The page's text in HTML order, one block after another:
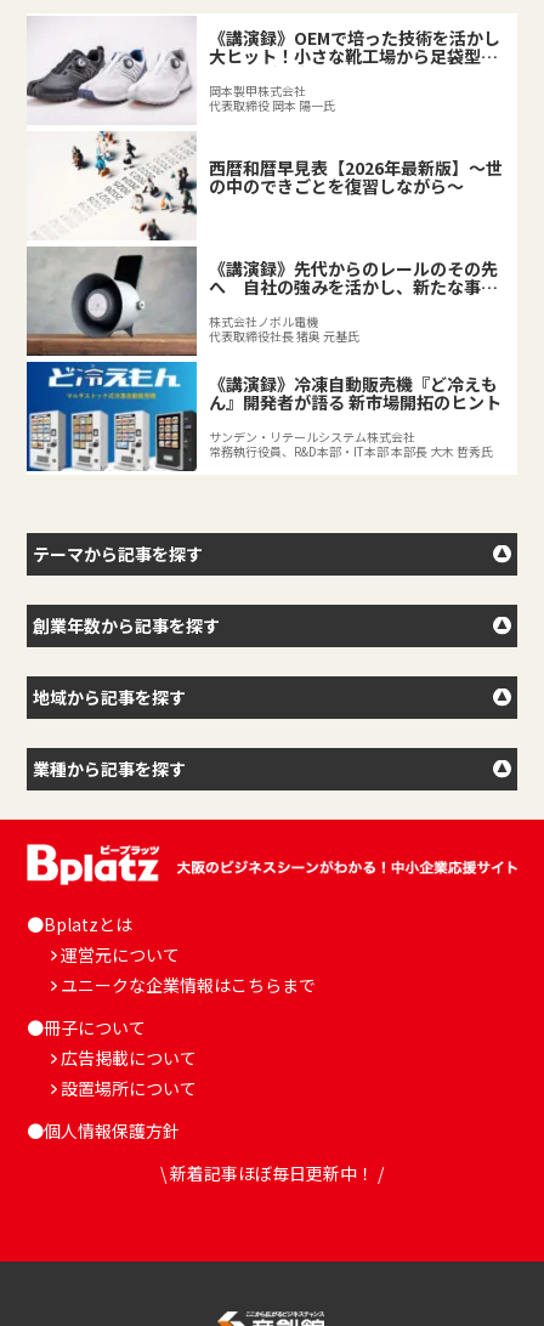
《講演録》OEMで培った技術を活かし
大ヒット！小さな靴工場から足袋型シ
ューズが誕生するまで
岡本製甲株式会社
代表取締役 岡本 陽一氏
西暦和暦早見表【2026年最新版】～世
の中のできごとを復習しながら～
《講演録》先代からのレールのその先
へ 自社の強みを活かし、新たな事業
株式会社ノボル電機
代表取締役社長 猪奥 元基氏
《講演録》冷凍自動販売機『ど冷えも
ん』開発者が語る 新市場開拓のヒント
サンデン・リテールシステム株式会社
常務執行役員、R&D本部・IT本部 本部長 大木 哲秀氏
テーマから記事を探す
創業年数から記事を探す
地域から記事を探す
業種から記事を探す
●Bplatzとは
運営元について
ユニークな企業情報はこちらまで
●冊子について
広告掲載について
設置場所について
●個人情報保護方針
\ 新着記事ほぼ毎日更新中！ /